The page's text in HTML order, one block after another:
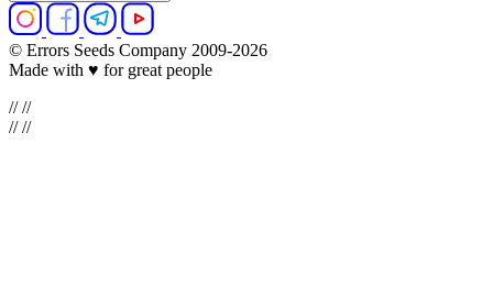
© Errors Seeds Company 2009-2026
Made with ♥ for great people
////
////